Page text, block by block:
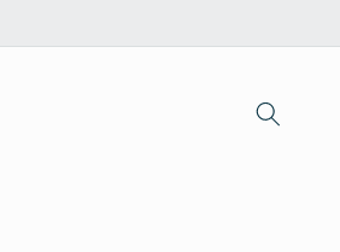
conteúdo